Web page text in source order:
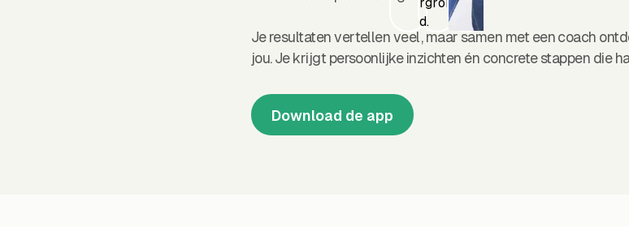
Je resultaten vertellen veel, maar samen met een coach
jou. Je krijgt persoonlijke inzichten én concrete stappen die
Download de app